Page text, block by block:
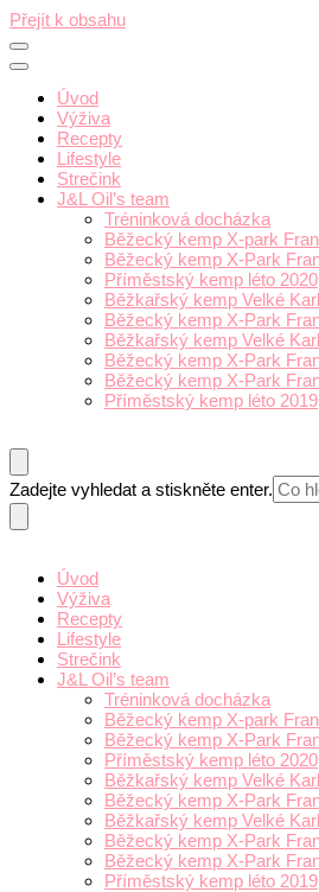
Přejít k obsahu
Úvod
Výživa
Recepty
Lifestyle
Strečink
J&L Oil’s team
Tréninková docházka
Běžecký kemp X-park
Běžecký kemp X-Park
Příměstský kemp léto 2020
Běžkařský kemp Velké
Běžecký kemp X-Park
Běžkařský kemp Velké
Běžecký kemp X-Park
Běžecký kemp X-Park
Příměstský kemp léto 2019
Hledáte
něco
?
Zadejte vyhledat a stiskněte enter.
Úvod
Výživa
Recepty
Lifestyle
Strečink
J&L Oil’s team
Tréninková docházka
Běžecký kemp X-park
Běžecký kemp X-Park
Příměstský kemp léto 2020
Běžkařský kemp Velké
Běžecký kemp X-Park
Běžkařský kemp Velké
Běžecký kemp X-Park
Běžecký kemp X-Park
Příměstský kemp léto 2019